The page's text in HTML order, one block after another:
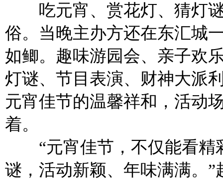
吃元宵、赏花灯、猜灯谜
俗。当晚主办方还在东汇城
如鲫。趣味游园会、亲子欢
灯谜、节目表演、财神大派利
元宵佳节的温馨祥和，活动
着。
“元宵佳节，不仅能看精
谜，活动新颖、年味满满。